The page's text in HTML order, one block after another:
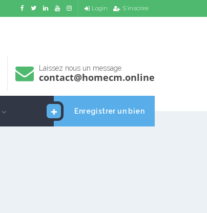
Login S'inscrire
Laissez nous un message
contact@homecm.online
Enregistrer un bien